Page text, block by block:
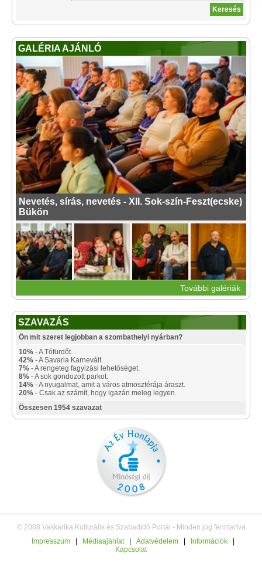
GALÉRIA AJÁNLÓ
Nevetés, sírás, nevetés - XII. Sok-szín-Feszt(ecske)
Bükön
További galériák
SZAVAZÁS
Ön mit szeret legjobban a szombathelyi nyárban?
10% - A Tófürdőt.
42% - A Savaria Karnevált.
7% - A rengeteg fagyizási lehetőséget.
8% - A sok gondozott parkot.
14% - A nyugalmat, amit a város atmoszférája áraszt.
20% - Csak az számít, hogy igazán meleg legyen.
Összesen 1954 szavazat
© 2008 Vaskarika Kulturális és Szabadidő Portál - Minden jog fenntartva
Impresszum
| Médiaajánlat | Adatvédelem | Információk
|
Kapcsolat